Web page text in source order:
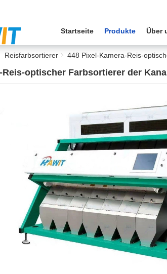
Startseite Produkte Über
Reisfarbsortierer 448 Pixel-Kamera-Reis-
Reis-optischer Farbsortierer der